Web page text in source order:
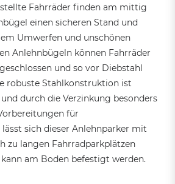
Fahrräder finden am mittig
einen sicheren Stand und
Umwerfen und unschönen
Anlehnbügeln können Fahrräder
und so vor Diebstahl
robuste Stahlkonstruktion ist
durch die Verzinkung besonders
für
sich dieser Anlehnparker mit
zu langen Fahrradparkplätzen
am Boden befestigt werden.